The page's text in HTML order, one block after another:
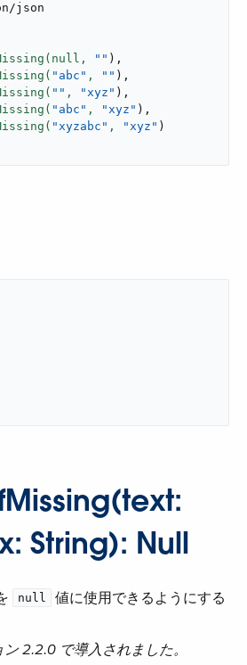
json
"" ) ,
"abc" , "" ) ,
"" , "xyz" ) ,
"abc" , "xyz" ) ,
"xyzabc" , "xyz" )
String): Null
null
​ 値に使用できるようにする
2.2.0 で導入されました。